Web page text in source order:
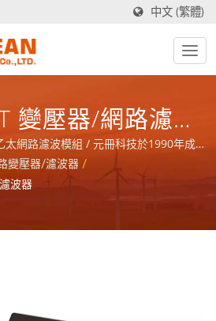
中文 (繁體)
變壓器/網路濾波
太網路濾波模組 / 元冊科技於1990年成
則在1995年成立於中國廈門，我們是
製造商並且擁有ISO 9001、ISO 14001
變壓器/濾波器 /
波器